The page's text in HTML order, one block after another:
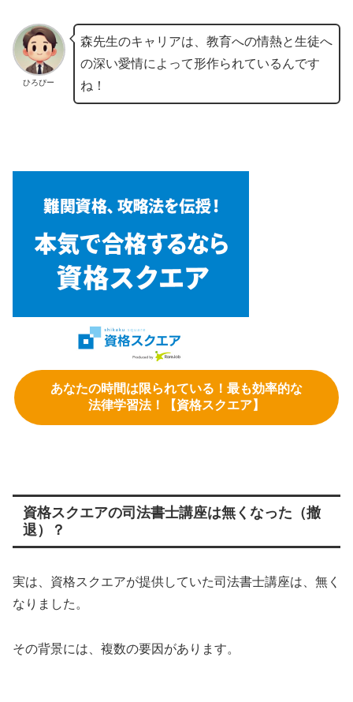
ひろぴー
森先生のキャリアは、教育への情熱と生徒へ
の深い愛情によって形作られているんです
ね！
あなたの時間は限られている！最も効率的な
法律学習法！【資格スクエア】
資格スクエアの司法書士講座は無くなった（撤
退）？
実は、資格スクエアが提供していた司法書士講座は、無く
なりました。
その背景には、複数の要因があります。